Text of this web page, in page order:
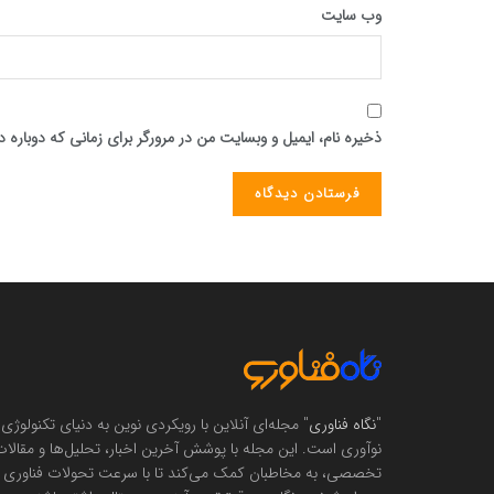
وب‌ سایت
ذخیره نام، ایمیل و وبسایت من در مرورگر برای زمانی که
"نگاه فناوری" مجله‌ای آنلاین با رویکردی نوین به دنیای
نوآوری است. این مجله با پوشش آخرین اخبار، تحلیل‌ها و
تخصصی، به مخاطبان کمک می‌کند تا با سرعت تحولات فناوری